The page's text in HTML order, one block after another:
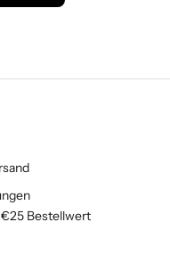
Bestellwert